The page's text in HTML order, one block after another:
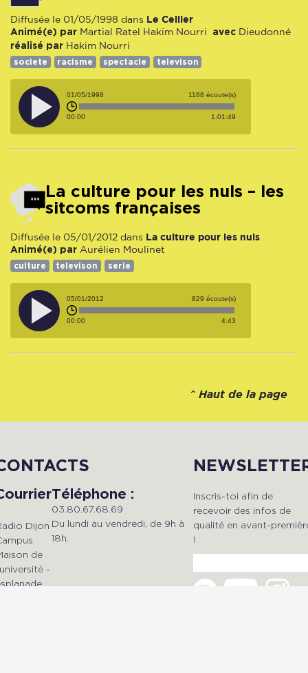
Diffusée le 01/05/1998 dans Le Cellier
Animé(e) par Martial Ratel Hakim Nourri avec Dieudonné
réalisé par Hakim Nourri
societe racisme spectacle televison
01/05/1998 1188 écoute(s)
00:00 1:01:49
La culture pour les nuls – les
sitcoms françaises
Diffusée le 05/01/2012 dans La culture pour les nuls
Animé(e) par Aurélien Moulinet
culture televison serie
05/01/2012 829 écoute(s)
00:00 4:43
^ Haut de la page
Dijon
de
-
Téléphone :
03.80.67.68.69
Du lundi au vendredi, de 9h à
18h.
Inscris-toi afin de
recevoir des infos de
qualité en avant-
!